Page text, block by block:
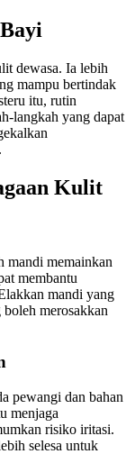
dewasa. Ia lebih
mampu bertindak
itu, rutin
langkah yang dapat
Kulit
mandi memainkan
membantu
mandi yang
merosakkan
pewangi dan bahan
menjaga
risiko iritasi.
selesa untuk